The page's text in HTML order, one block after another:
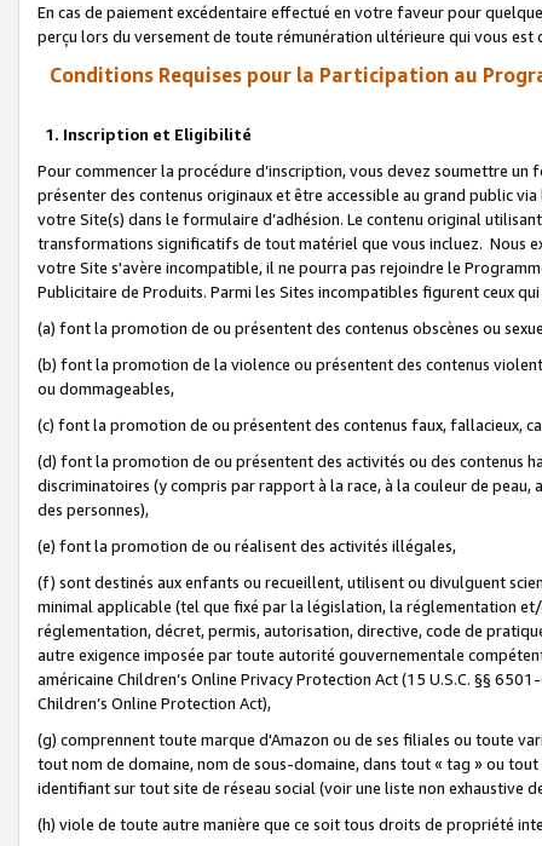
En cas de paiement excédentaire effectué en votre faveur pour
perçu lors du versement de toute rémunération ultérieure qui vous est
Conditions Requises pour la Participation au
1. Inscription et Eligibilité
Pour commencer la procédure d’inscription, vous devez soumettre
présenter des contenus originaux et être accessible au grand public
votre Site(s) dans le formulaire d’adhésion. Le contenu original
transformations significatifs de tout matériel que vous incluez. Nous
votre Site s'avère incompatible, il ne pourra pas rejoindre le
Publicitaire de Produits. Parmi les Sites incompatibles figurent ceux
(a) font la promotion de ou présentent des contenus obscènes ou
(b) font la promotion de la violence ou présentent des contenus
ou dommageables,
(c) font la promotion de ou présentent des contenus faux, fallacieux,
(d) font la promotion de ou présentent des activités ou des contenus
discriminatoires (y compris par rapport à la race, à la couleur de
des personnes),
(e) font la promotion de ou réalisent des activités illégales,
(f) sont destinés aux enfants ou recueillent, utilisent ou divulguent
minimal applicable (tel que fixé par la législation, la réglementation
réglementation, décret, permis, autorisation, directive, code de
autre exigence imposée par toute autorité gouvernementale
américaine Children’s Online Privacy Protection Act (15 U.S.C. §§
Children’s Online Protection Act),
(g) comprennent toute marque d'Amazon ou de ses filiales ou toute
tout nom de domaine, nom de sous-domaine, dans tout « tag » ou
identifiant sur tout site de réseau social (voir une liste non exhaustive
(h) viole de toute autre manière que ce soit tous droits de propriété